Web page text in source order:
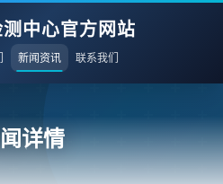
中心官方网站
新闻资讯 联系我们
详情